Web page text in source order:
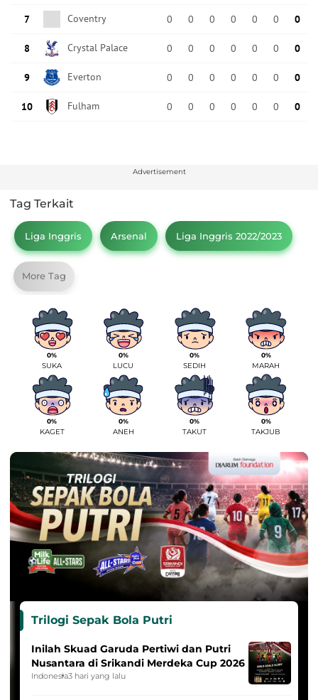
Advertisement
Tag Terkait
Liga Inggris Arsenal Liga Inggris 2022/2023
More Tag
0%
SUKA
0%
LUCU
0%
SEDIH
0%
MARAH
0%
KAGET
0%
ANEH
0%
TAKUT
0%
TAKJUB
Trilogi Sepak Bola Putri
Inilah Skuad Garuda Pertiwi dan Putri
Nusantara di Srikandi Merdeka Cup 2026
Indonesia3 hari yang lalu